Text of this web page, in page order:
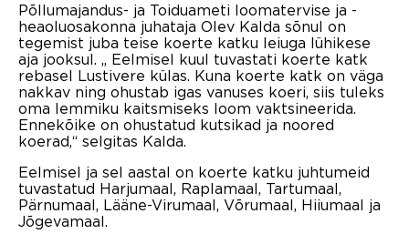
Põllumajandus- ja Toiduameti loomatervise ja -
heaoluosakonna juhataja Olev Kalda sõnul on
tegemist juba teise koerte katku leiuga lühikese
aja jooksul. „ Eelmisel kuul tuvastati koerte katk
rebasel Lustivere külas. Kuna koerte katk on väga
nakkav ning ohustab igas vanuses koeri, siis tuleks
oma lemmiku kaitsmiseks loom vaktsineerida.
Ennekõike on ohustatud kutsikad ja noored
koerad,“ selgitas Kalda.
Eelmisel ja sel aastal on koerte katku juhtumeid
tuvastatud Harjumaal, Raplamaal, Tartumaal,
Pärnumaal, Lääne-Virumaal, Võrumaal, Hiiumaal ja
Jõgevamaal.